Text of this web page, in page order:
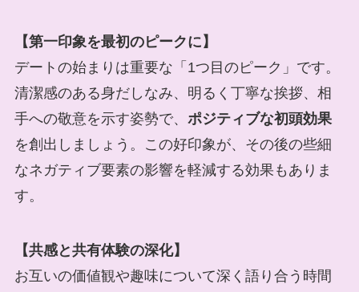
【第一印象を最初のピークに】
デートの始まりは重要な「1つ目のピーク」です。
清潔感のある身だしなみ、明るく丁寧な挨拶、相
手への敬意を示す姿勢で、 ポジティブな初頭効果
を創出しましょう。この好印象が、その後の些細
なネガティブ要素の影響を軽減する効果もありま
す。
【共感と共有体験の深化】
お互いの価値観や趣味について深く語り合う時間